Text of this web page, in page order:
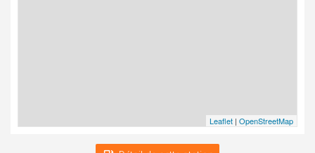
Leaflet | OpenStreetMap